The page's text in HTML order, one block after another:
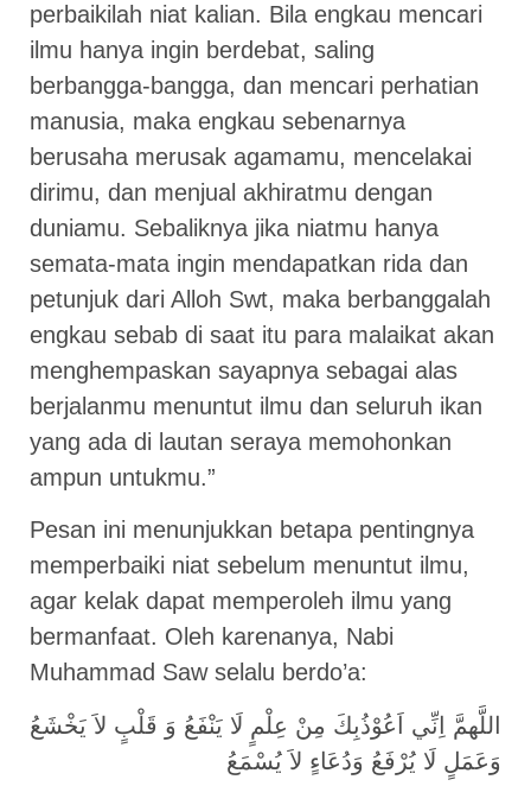
perbaikilah niat kalian. Bila engkau mencari
ilmu hanya ingin berdebat, saling
berbangga-bangga, dan mencari perhatian
manusia, maka engkau sebenarnya
berusaha merusak agamamu, mencelakai
dirimu, dan menjual akhiratmu dengan
duniamu. Sebaliknya jika niatmu hanya
semata-mata ingin mendapatkan rida dan
petunjuk dari Alloh Swt, maka berbanggalah
engkau sebab di saat itu para malaikat akan
menghempaskan sayapnya sebagai alas
berjalanmu menuntut ilmu dan seluruh ikan
yang ada di lautan seraya memohonkan
ampun untukmu.”
Pesan ini menunjukkan betapa pentingnya
memperbaiki niat sebelum menuntut ilmu,
agar kelak dapat memperoleh ilmu yang
bermanfaat. Oleh karenanya, Nabi
Muhammad Saw selalu berdo’a:
اللَّهمَّ اِنِّي اَعُوْذُبِكَ مِنْ عِلْمٍ لَا يَنْفَعُ وَ قَلْبٍ لاَ يَخْشَعُ
وَعَمَلٍ لَا يُرْفَعُ وَدُعَاءٍ لاَ يُسْمَعُ